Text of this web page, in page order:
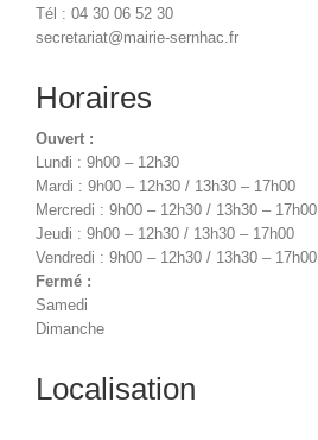
Tél : 04 30 06 52 30
secretariat@mairie-sernhac.fr
Horaires
Ouvert :
Lundi : 9h00 – 12h30
Mardi : 9h00 – 12h30 / 13h30 – 17h00
Mercredi : 9h00 – 12h30 / 13h30 – 17h00
Jeudi : 9h00 – 12h30 / 13h30 – 17h00
Vendredi : 9h00 – 12h30 / 13h30 – 17h00
Fermé :
Samedi
Dimanche
Localisation